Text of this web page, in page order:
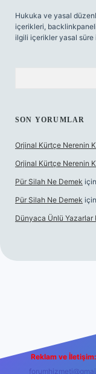
Hukuka ve yasal
içerikleri,
ilgili içerikler yasal süre
SON YORUMLAR
Orjinal Kürtçe Nerenin
Orjinal Kürtçe Nerenin
Pür Silah Ne Demek için
Pür Silah Ne Demek için
Dünyaca Ünlü Yazarlar
Reklam ve İletişim: